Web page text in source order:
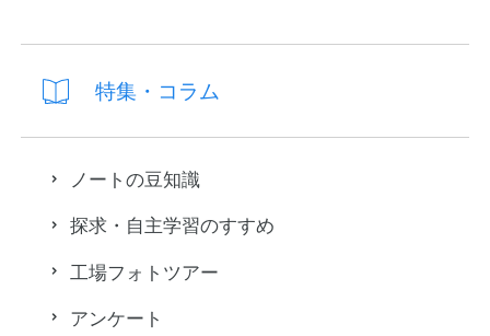
特集・コラム
ノートの豆知識
探求・自主学習のすすめ
工場フォトツアー
アンケート